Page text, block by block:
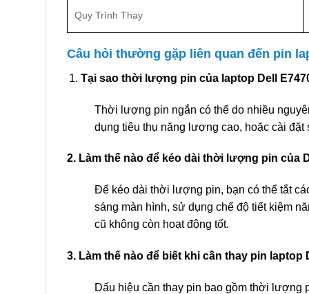
Quy Trình Thay
Câu hỏi thường gặp liên quan đến pin
Tại sao thời lượng pin của laptop Dell
Thời lượng pin ngắn có thể do nhiều
dụng tiêu thụ năng lượng cao, hoặc cài
2. Làm thế nào để kéo dài thời lượng pin của
Để kéo dài thời lượng pin, bạn có thể tắt
sáng màn hình, sử dụng chế độ tiết kiệm
cũ không còn hoạt động tốt.
3. Làm thế nào để biết khi cần thay pin laptop
Dấu hiệu cần thay pin bao gồm thời lượng